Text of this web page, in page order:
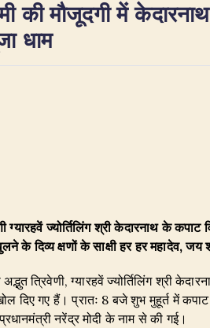
की मौजूदगी में
धाम
h ग्यारहवें ज्योर्तिलिंग श्री केदारनाथ के
के दिव्य क्षणों के साक्षी हर हर महादेव,
त्रिवेणी, ग्यारहवें ज्योर्तिलिंग श्री
दिए गए हैं। प्रातः 8 बजे शुभ मुहूर्त में
नरेंद्र मोदी के नाम से की गई।